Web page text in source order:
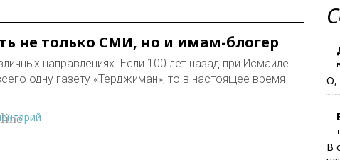
не только СМИ, но и имам-блогер
направлениях. Если 100 лет назад при Исмаиле
одну газету «Терджиман», то в настоящее время
О,
В